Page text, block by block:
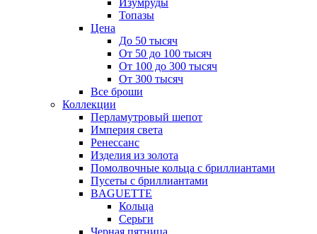
Изумруды
Топазы
Цена
До 50 тысяч
От 50 до 100 тысяч
От 100 до 300 тысяч
От 300 тысяч
Все броши
Коллекции
Перламутровый шепот
Империя света
Ренессанс
Изделия из золота
Помолвочные кольца с бриллиантами
Пусеты с бриллиантами
BAGUETTE
Кольца
Серьги
Черная пятница